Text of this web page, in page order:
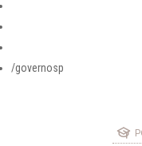
/governosp